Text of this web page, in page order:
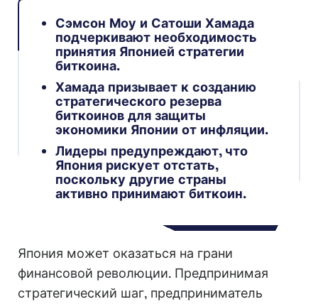
Сэмсон Моу и Сатоши Хамада
подчеркивают необходимость
принятия Японией стратегии
биткоина.
Хамада призывает к созданию
стратегического резерва
биткоинов для защиты
экономики Японии от инфляции.
Лидеры предупреждают, что
Япония рискует отстать,
поскольку другие страны
активно принимают биткоин.
Япония может оказаться на грани
финансовой революции. Предпринимая
стратегический шаг, предприниматель